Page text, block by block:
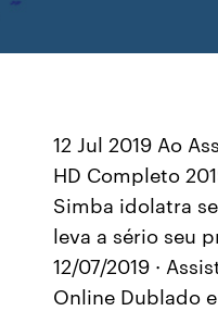
12 Jul 2019 Ao
HD Completo
Simba idolatra
leva a sério seu
12/07/2019 ·
Online Dublado